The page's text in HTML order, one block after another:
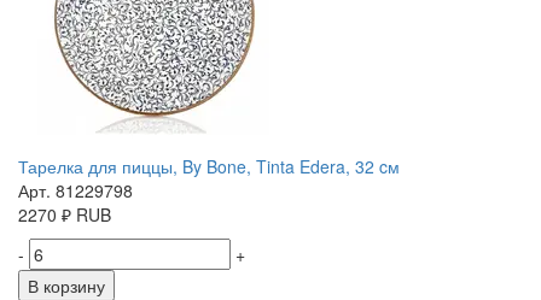
Тарелка для пиццы, By Bone, Tinta Edera, 32 cм
Арт. 81229798
2270 ₽ RUB
-
+
В корзину